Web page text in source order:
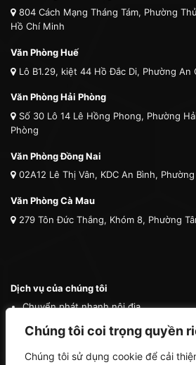
Chúng tôi coi trọng quyền
Chúng tôi sử dụng cookie để cải
804 Cách Mạng Tháng Tám, Phường
Hồ Chí Minh
Văn Phòng Huế
Lô B1.29, kiệt 44 Hồ Đắc Di, Phường An
Văn Phòng Hải Phòng
Số 30 Lô 14 Lê Hồng Phong, Phường
Phòng
Văn Phòng Đồng Nai
02A12 Lê Thị Vân, KDC An Bình,
Văn Phòng Cà Mau
279 Tôn Đức Thắng, Khóm 8, Phường
Dịch vụ của chúng tôi
Chuyển phát nhanh nội địa
Chuyển phát nhanh quốc tế